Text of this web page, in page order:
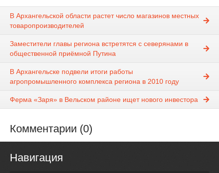
В Архангельской области растет число магазинов местных
товаропроизводителей
Заместители главы региона встретятся с северянами в
общественной приёмной Путина
В Архангельске подвели итоги работы
агропромышленного комплекса региона в 2010 году
Ферма «Заря» в Вельском районе ищет нового инвестора
Комментарии (0)
Навигация